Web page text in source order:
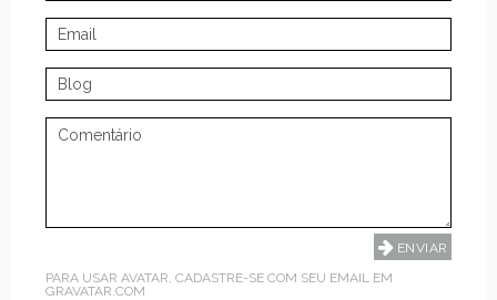
PARA USAR AVATAR, CADASTRE-SE COM SEU EMAIL EM
GRAVATAR.COM